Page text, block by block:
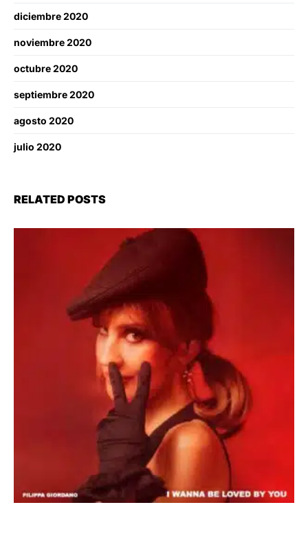
diciembre 2020
noviembre 2020
octubre 2020
septiembre 2020
agosto 2020
julio 2020
RELATED POSTS